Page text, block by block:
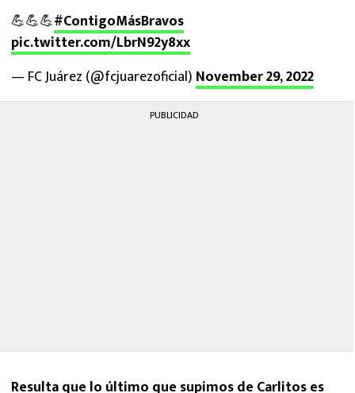
💪💪💪#ContigoMásBravos
pic.twitter.com/LbrN92y8xx
— FC Juárez (@fcjuarezoficial) November 29, 2022
PUBLICIDAD
Resulta que lo último que supimos de Carlitos es